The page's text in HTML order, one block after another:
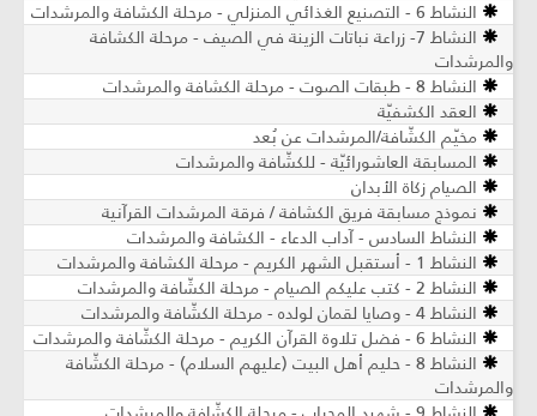
النشاط 6 - التصنيع الغذائي المنزلي - مرحلة الكشافة والمرشدات
النشاط 7- زراعة نباتات الزينة في الصيف ​- مرحلة الكشافة
والمرشدات
النشاط 8 - طبقات الصوت - مرحلة الكشافة والمرشدات
العقد الكشفيّة
مخيّم الكشّافة/المرشدات عن بُعد
المسابقة العاشورائيّة - للكشّافة والمرشدات
الصيام زكاة الأبدان
نموذج مسابقة فريق الكشافة / فرقة المرشدات القرآنية
النشاط السادس - آداب الدعاء - الكشافة والمرشدات
النشاط 1 - أستقبل الشهر الكريم - مرحلة الكشافة والمرشدات
النشاط 2 - كتب عليكم الصيام - مرحلة الكشّافة والمرشدات
النشاط 4 - وصايا لقمان لولده - مرحلة الكشّافة والمرشدات
النشاط 6 - فضل تلاوة القرآن الكريم - مرحلة الكشّافة والمرشدات
النشاط 8 - حليم أهل البيت (عليهم السلام) - مرحلة الكشّافة
والمرشدات